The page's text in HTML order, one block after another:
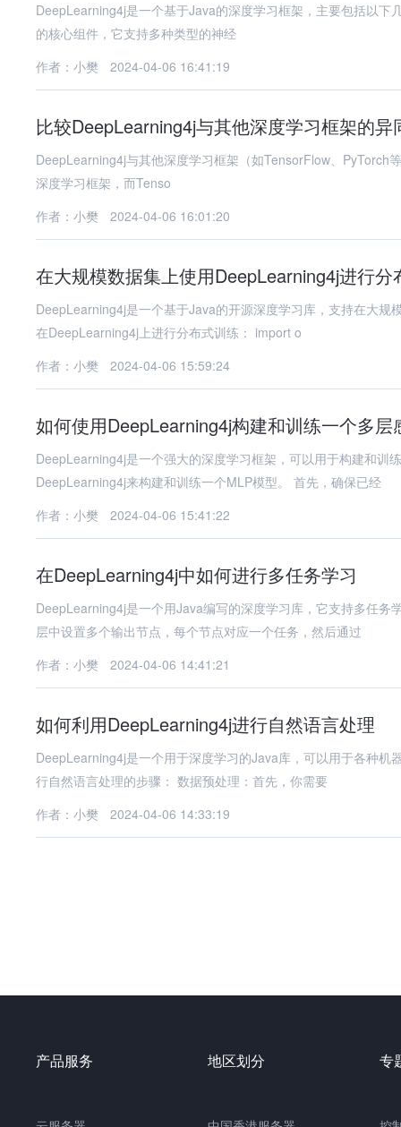
DeepLearning4j是一个基于Java的深度学习框架，主要包括以下几个主要组件和架构： Neural
的核心组件，它支持多种类型的神经
作者：小樊
2024-04-06 16:41:19
比较DeepLearning4j与其他深度学习框架的异
DeepLearning4j与其他深度学习框架（如TensorFlow、PyTorch等）的主要异同点如下： 异同点
深度学习框架，而Tenso
作者：小樊
2024-04-06 16:01:20
在大规模数据集上使用DeepLearning4j进行分
DeepLearning4j是一个基于Java的开源深度学习库，支持在大
在DeepLearning4j上进行分布式训练： import o
作者：小樊
2024-04-06 15:59:24
如何使用DeepLearning4j构建和训练一个多层
DeepLearning4j是一个强大的深度学习框架，可以用于构建和训
DeepLearning4j来构建和训练一个MLP模型。 首先，确保已经
作者：小樊
2024-04-06 15:41:22
在DeepLearning4j中如何进行多任务学习
DeepLearning4j是一个用Java编写的深度学习库，它支持多任
层中设置多个输出节点，每个节点对应一个任务，然后通过
作者：小樊
2024-04-06 14:41:21
如何利用DeepLearning4j进行自然语言处理
DeepLearning4j是一个用于深度学习的Java库，可以用于各种
行自然语言处理的步骤： 数据预处理：首先，你需要
作者：小樊
2024-04-06 14:33:19
产品服务 地区划分 专